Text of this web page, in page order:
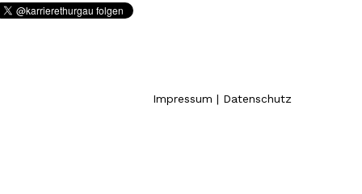
Impressum | Datenschutz